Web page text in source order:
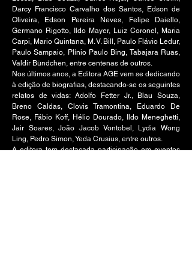
Darcy Francisco Carvalho dos Santos, Edson de
Oliveira, Edson Pereira Neves, Felipe Daiello,
Germano Rigotto, Ildo Mayer, Luiz Coronel, Maria
Carpi, Mario Quintana, M. V. Bill, Paulo Flávio Ledur,
Paulo Sampaio, Plínio Paulo Bing, Tabajara Ruas,
Valdir Bündchen, entre centenas de outros.
Nos últimos anos, a Editora AGE vem se dedicando
à edição de biografias, destacando-se os seguintes
relatos de vidas: Adolfo Fetter Jr., Blau Souza,
Breno Caldas, Clovis Tramontina, Eduardo De
Rose, Fábio Koff, Hélio Dourado, Ildo Meneghetti,
Jair Soares, João Jacob Vontobel, Lydia Wong
Ling, Pedro Simon, Yeda Crusius, entre outros.
A editora tem destacada participação em eventos